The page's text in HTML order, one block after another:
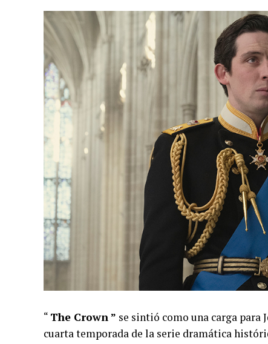
“ The Crown ” se sintió como una carga para
cuarta temporada de la serie dramática